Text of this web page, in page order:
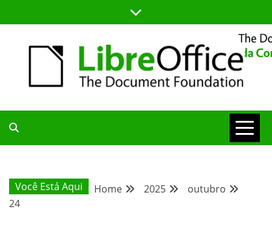
to
BLOG DA
COMUNIDADE
Você Está Aqui Home 2025
outubro
24